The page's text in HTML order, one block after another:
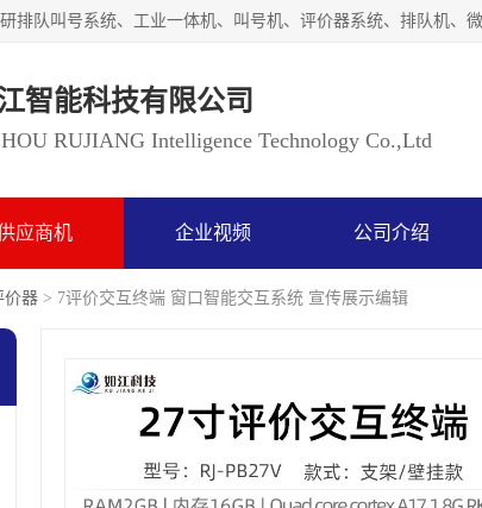
智能科技有限公司
RUJIANG Intelligence Technology Co.,Ltd
应商机 企业视频 公司介绍
价器 > 7评价交互终端 窗口智能交互系统 宣传展示编辑